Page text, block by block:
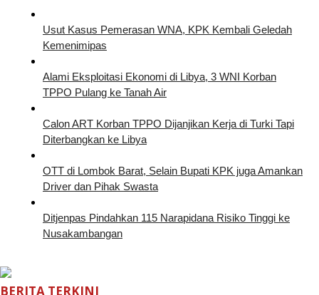
Usut Kasus Pemerasan WNA, KPK Kembali Geledah
Kemenimipas
Alami Eksploitasi Ekonomi di Libya, 3 WNI Korban
TPPO Pulang ke Tanah Air
Calon ART Korban TPPO Dijanjikan Kerja di Turki Tapi
Diterbangkan ke Libya
OTT di Lombok Barat, Selain Bupati KPK juga Amankan
Driver dan Pihak Swasta
Ditjenpas Pindahkan 115 Narapidana Risiko Tinggi ke
Nusakambangan
BERITA TERKINI